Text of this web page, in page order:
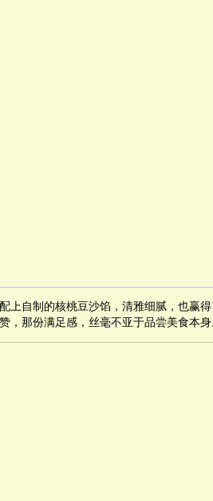
上自制的核桃豆沙馅，清雅细腻，也赢
，那份满足感，丝毫不亚于品尝美食本